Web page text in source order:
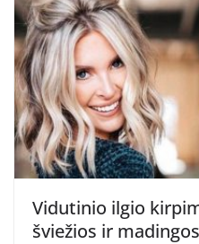
Vidutinio ilgio
šviežios ir